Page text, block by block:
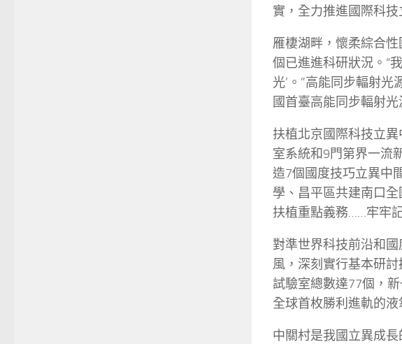
實，全力推進國際科
雁棲湖畔，懷柔綜合
個已進進科研狀況。“
光’。”高能同步輻射
國首臺高能同步輻射
扶植北京國際科技立
室系統和9門第界一流
造7個國度技巧立異中
學、昌平區共建南口
扶植重點義務……牢牢
對準世界科技前沿和
風，深刻實行基本研
試驗室總數達77個，
全球首枚勝利進軌的
中關村是我國立異成